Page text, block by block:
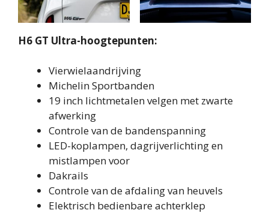
H6 GT Ultra-hoogtepunten:
Vierwielaandrijving
Michelin Sportbanden
19 inch lichtmetalen velgen met zwarte
afwerking
Controle van de bandenspanning
LED-koplampen, dagrijverlichting en
mistlampen voor
Dakrails
Controle van de afdaling van heuvels
Elektrisch bedienbare achterklep